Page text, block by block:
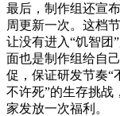
最后，制作组还宣
周更新一次。这档
让没有进入“饥智团
面也是制作组给自
促，保证研发节奏“
不许死”的生存挑战
家发放一次福利。